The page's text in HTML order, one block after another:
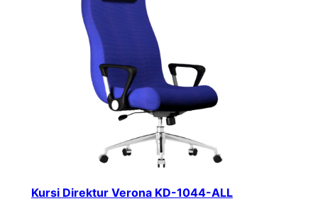
Kursi Direktur Verona KD-1044-ALL